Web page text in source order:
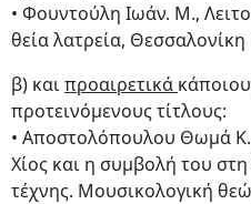
• Φουντούλη Ιωάν. Μ.,
θεία λατρεία, Θεσσαλονίκη
β) καιπροαιρετικά
προτεινόμενους τίτλους:
• Αποστολόπουλου Θωμά
Χίος και η συμβολή του
τέχνης. Μουσικολογική